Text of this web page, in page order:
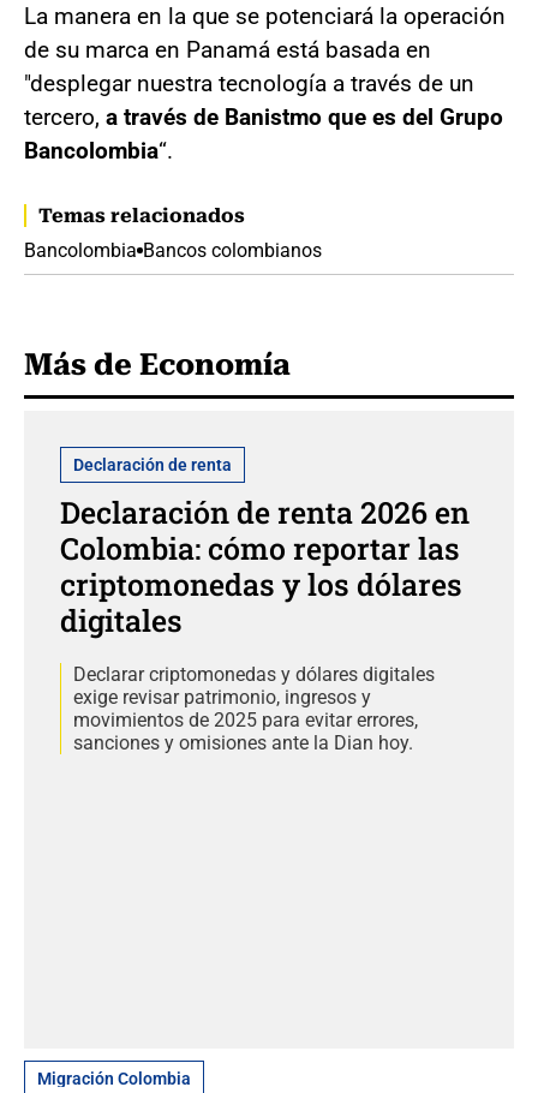
La manera en la que se potenciará la operación
de su marca en Panamá está basada en
"desplegar nuestra tecnología a través de un
tercero, a través de Banistmo que es del Grupo
Bancolombia“.
Temas relacionados
Bancolombia Bancos colombianos
Más de Economía
Declaración de renta
Declaración de renta 2026 en
Colombia: cómo reportar las
criptomonedas y los dólares
digitales
Declarar criptomonedas y dólares digitales
exige revisar patrimonio, ingresos y
movimientos de 2025 para evitar errores,
sanciones y omisiones ante la Dian hoy.
Migración Colombia